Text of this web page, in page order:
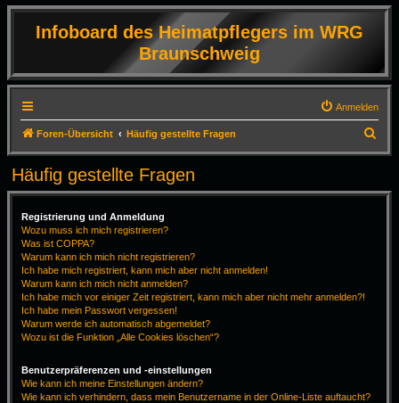
Infoboard des Heimatpflegers im WRG
Braunschweig
Anmelden
Foren-Übersicht Häufig gestellte Fragen
u
h
Häufig gestellte Fragen
Registrierung und Anmeldung
Wozu muss ich mich registrieren?
Was ist COPPA?
Warum kann ich mich nicht registrieren?
Ich habe mich registriert, kann mich aber nicht anmelden!
Warum kann ich mich nicht anmelden?
Ich habe mich vor einiger Zeit registriert, kann mich aber nicht mehr anmelden?!
Ich habe mein Passwort vergessen!
Warum werde ich automatisch abgemeldet?
Wozu ist die Funktion „Alle Cookies löschen“?
Benutzerpräferenzen und -einstellungen
Wie kann ich meine Einstellungen ändern?
Wie kann ich verhindern, dass mein Benutzername in der Online-Liste auftaucht?